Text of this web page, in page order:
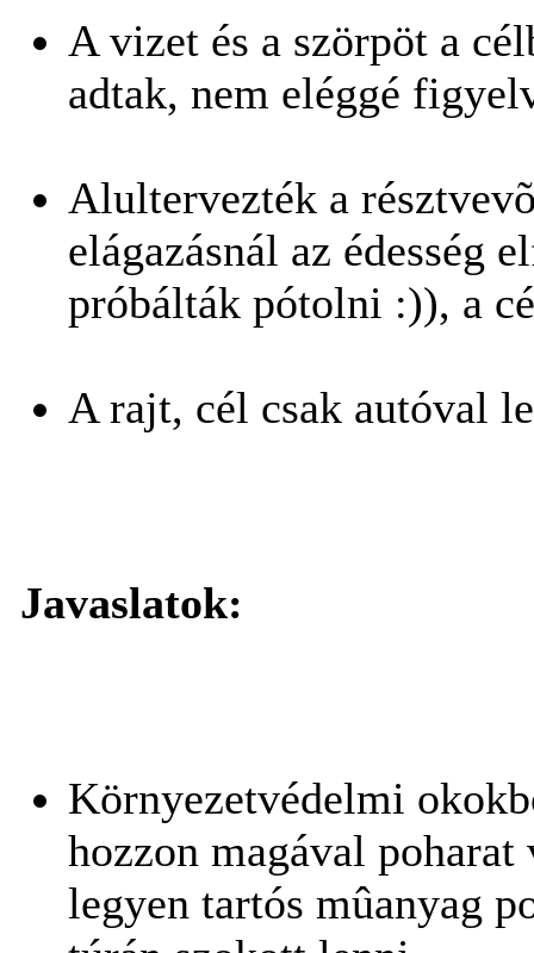
A vizet és a szörpöt a
adtak, nem eléggé
Alultervezték a
elágazásnál az édesség
próbálták pótolni :)), a
A rajt, cél csak autóval
Javaslatok:
Környezetvédelmi
hozzon magával
legyen tartós mûanyag